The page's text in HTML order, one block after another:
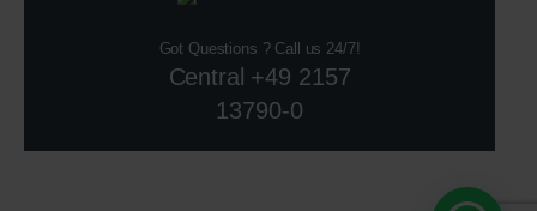
Got Questions ? Call us 24/7!
Central +49 2157
13790-0